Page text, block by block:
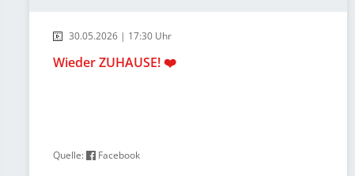
30.05.2026 | 17:30 Uhr
Wieder ZUHAUSE! ❤️
Quelle: Facebook